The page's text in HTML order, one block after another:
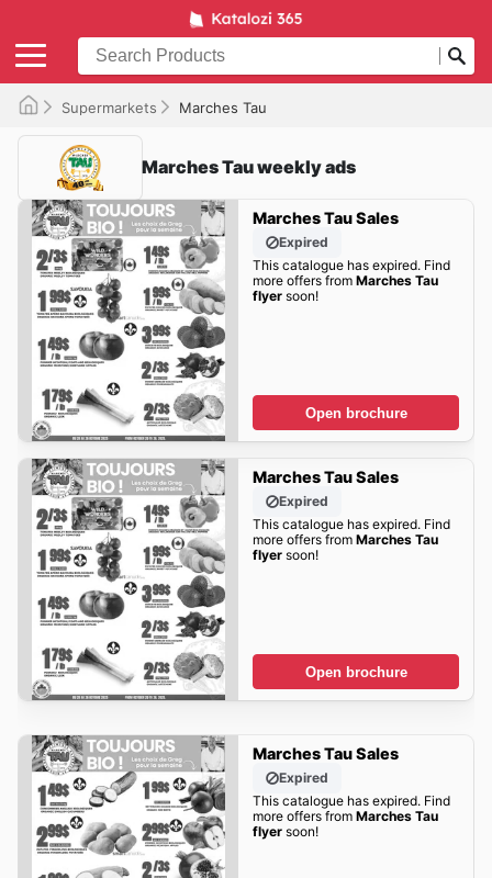
Supermarkets Marches Tau
Marches Tau weekly ads
Marches Tau Sales
Expired
This catalogue has expired. Find
more offers from Marches Tau
flyersoon!
Open brochure
Marches Tau Sales
Expired
This catalogue has expired. Find
more offers from Marches Tau
flyersoon!
Open brochure
Marches Tau Sales
Expired
This catalogue has expired. Find
more offers from Marches Tau
flyersoon!